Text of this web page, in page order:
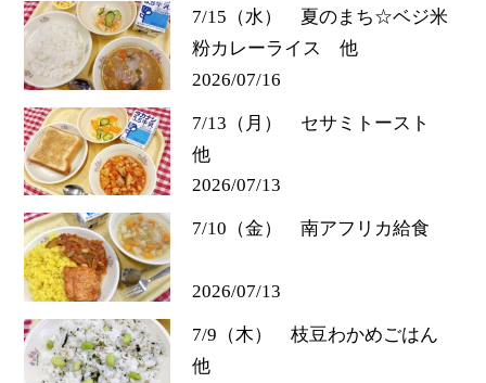
7/15（水） 夏のまち☆ベジ米
粉カレーライス 他
2026/07/16
7/13（月） セサミトースト
他
2026/07/13
7/10（金） 南アフリカ給食
2026/07/13
7/9（木） 枝豆わかめごはん
他